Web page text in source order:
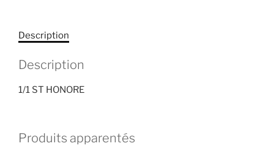
Description
Description
1/1 ST HONORE
Produits apparentés